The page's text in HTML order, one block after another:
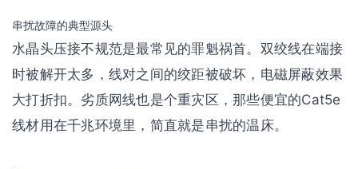
串扰故障的典型源头
水晶头压接不规范是最常见的罪魁祸首。双绞线在端接
时被解开太多，线对之间的绞距被破坏，电磁屏蔽效果
大打折扣。劣质网线也是个重灾区，那些便宜的Cat5e
线材用在千兆环境里，简直就是串扰的温床。